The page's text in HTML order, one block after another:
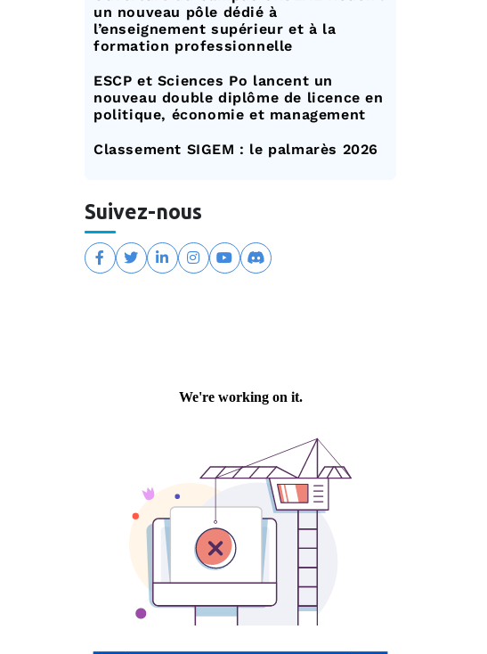
un nouveau pôle dédié à
l’enseignement supérieur et à la
formation professionnelle
ESCP et Sciences Po lancent un
nouveau double diplôme de licence en
politique, économie et management
Classement SIGEM : le palmarès 2026
Suivez-nous